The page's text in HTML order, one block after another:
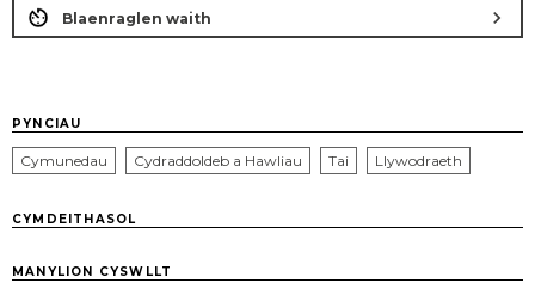
Blaenraglen waith chevron_right
PYNCIAU
Cymunedau Cydraddoldeb a Hawliau Tai Llywodraeth
CYMDEITHASOL
MANYLION CYSWLLT